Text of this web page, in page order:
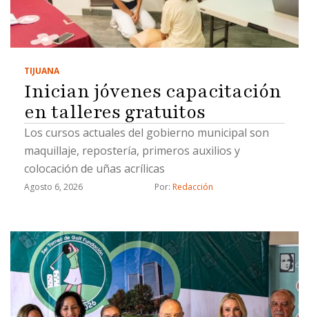
TIJUANA
Inician jóvenes capacitación
en talleres gratuitos
Los cursos actuales del gobierno municipal son
maquillaje, repostería, primeros auxilios y
colocación de uñas acrílicas
Agosto 6, 2026 Por: Redacción